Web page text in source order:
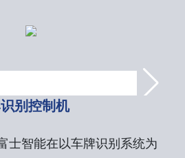
别控制机
士智能在以车牌识别系统为